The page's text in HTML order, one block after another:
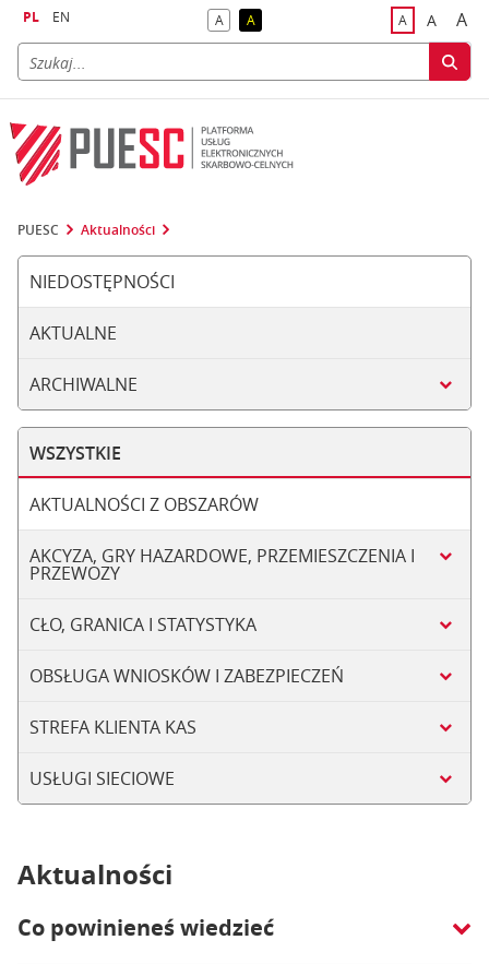
PL EN Akontrast domyślny
Akontrast żółty tekst na czarnym tle
Adomyślna
A A
PUESC Aktualności
NIEDOSTĘPNOŚCI
AKTUALNE
ARCHIWALNE
WSZYSTKIE
AKTUALNOŚCI Z OBSZARÓW
AKCYZA, GRY HAZARDOWE, PRZEMIESZCZENIA I
PRZEWOZY
CŁO, GRANICA I STATYSTYKA
OBSŁUGA WNIOSKÓW I ZABEZPIECZEŃ
STREFA KLIENTA KAS
USŁUGI SIECIOWE
Aktualności
Co powinieneś wiedzieć